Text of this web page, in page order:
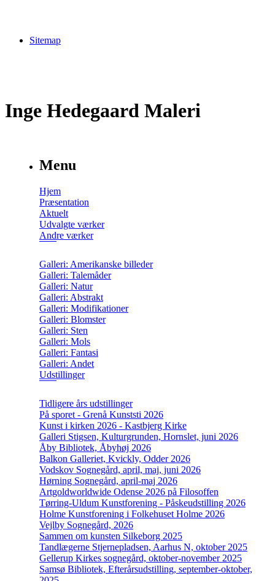
Sitemap
Inge Hedegaard Maleri
Menu
Hjem
Præsentation
Aktuelt
Udvalgte værker
Andre værker
Galleri: Amerikanske billeder
Galleri: Talemåder
Galleri: Natur
Galleri: Abstrakt
Galleri: Modifikationer
Galleri: Blomster
Galleri: Sten
Galleri: Mols
Galleri: Fantasi
Galleri: Andet
Udstillinger
Tidligere års udstillinger
På sporet - Grenå Kunststi 2026
Kunst i kirken 2026 - Kastbjerg Kirke
Galleri Stigsen, Kulturgrunden, Hornslet, juni 2026
Åby Bibliotek, Åbyhøj 2026
Balkon Galleriet, Kvickly, Odder 2026
Vodskov Sognegård, april, maj, juni 2026
Hørning Sognegård, april-maj 2026
Artgoldworldwide Odense 2026 på Filosoffen
Tørring-Uldum Kunstforening - Påskeudstilling 2026
Holme Kunstforening i Folkehuset Holme 2026
Vejlby Sognegård, 2026
Sammen om kunsten Silkeborg 2025
Tandlægerne Stjernepladsen, Aarhus N, oktober 2025
Gellerup Kirkes sognegård, oktober-november 2025
Samsø Bibliotek, Efterårsudstilling, september-oktober,